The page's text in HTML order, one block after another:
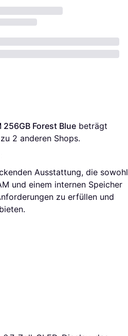
256GB Forest Blue beträgt
2 anderen Shops.
Ausstattung, die sowohl
und einem internen Speicher
zu erfüllen und